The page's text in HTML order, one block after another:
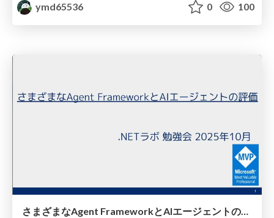
ymd65536
0 100
さまざまなAgent FrameworkとAIエージェントの評価